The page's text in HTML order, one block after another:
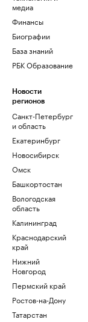
медиа
Финансы
Биографии
База знаний
РБК Образование
Новости
регионов
Санкт-Петербург
и область
Екатеринбург
Новосибирск
Омск
Башкортостан
Вологодская
область
Калининград
Краснодарский
край
Нижний
Новгород
Пермский край
Ростов-на-Дону
Татарстан